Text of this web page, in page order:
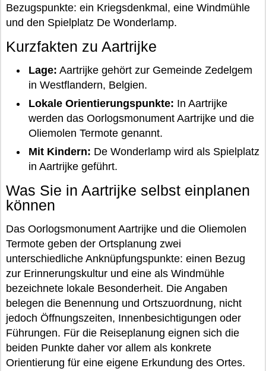
Bezugspunkte: ein Kriegsdenkmal, eine Windmühle
und den Spielplatz De Wonderlamp.
Kurzfakten zu Aartrijke
Lage: Aartrijke gehört zur Gemeinde Zedelgem
in Westflandern, Belgien.
Lokale Orientierungspunkte: In Aartrijke
werden das Oorlogsmonument Aartrijke und die
Oliemolen Termote genannt.
Mit Kindern: De Wonderlamp wird als Spielplatz
in Aartrijke geführt.
Was Sie in Aartrijke selbst einplanen
können
Das Oorlogsmonument Aartrijke und die Oliemolen
Termote geben der Ortsplanung zwei
unterschiedliche Anknüpfungspunkte: einen Bezug
zur Erinnerungskultur und eine als Windmühle
bezeichnete lokale Besonderheit. Die Angaben
belegen die Benennung und Ortszuordnung, nicht
jedoch Öffnungszeiten, Innenbesichtigungen oder
Führungen. Für die Reiseplanung eignen sich die
beiden Punkte daher vor allem als konkrete
Orientierung für eine eigene Erkundung des Ortes.